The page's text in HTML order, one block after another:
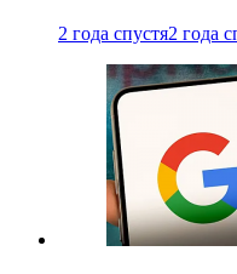
2 года спустя2 года